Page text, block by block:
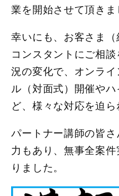
業を開始させて頂きま
幸いにも、お客さま
コンスタントにご相
況の変化で、オンラ
ル（対面式）開催や
ど、様々な対応を迫ら
パートナー講師の皆
力もあり、無事全案
りました。